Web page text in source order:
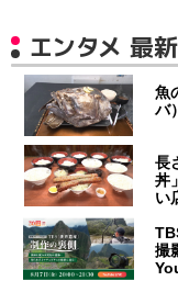
エンタメ 最
魚
バ
長
丼
い
撮